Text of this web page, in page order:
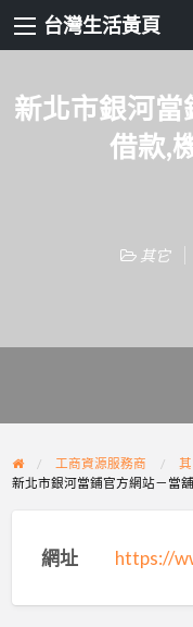
台灣生活黃頁
新北市銀河當
借款,
其它
工商資源服務商
新北市銀河當鋪官方網站－當
網址 https://